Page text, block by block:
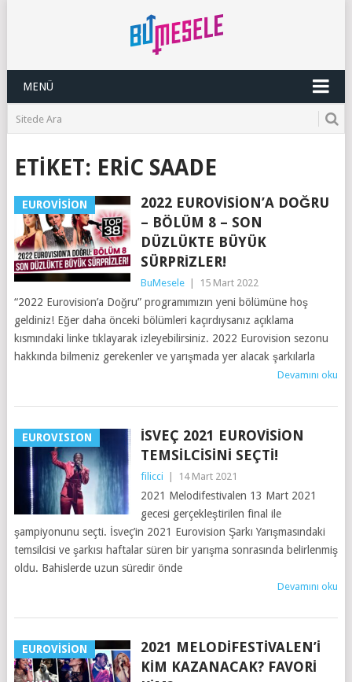
MENÜ
ETIKET: ERIC SAADE
EUROVISION
2022 EUROVISION’A DOĞRU
– BÖLÜM 8 – SON
DÜZLÜKTE BÜYÜK
SÜRPRIZLER!
BuMesele 15 Mart 2022
“2022 Eurovision’a Doğru” programımızın yeni bölümüne hoş
geldiniz! Eğer daha önceki bölümleri kaçırdıysanız açıklama
kısmındaki linke tıklayarak izleyebilirsiniz. 2022 Eurovision sezonu
hakkında bilmeniz gerekenler ve yarışmada yer alacak şarkılarla
Devamını oku
EUROVISION
İSVEÇ 2021 EUROVISION
TEMSILCISINI SEÇTI!
filicci 14 Mart 2021
2021 Melodifestivalen 13 Mart 2021
gecesi gerçekleştirilen final ile
şampiyonunu seçti. İsveç’in 2021 Eurovision Şarkı Yarışmasındaki
temsilcisi ve şarkısı haftalar süren bir yarışma sonrasında belirlenmiş
oldu. Bahislerde uzun süredir önde
Devamını oku
EUROVISION
2021 MELODIFESTIVALEN’I
KIM KAZANACAK? FAVORI